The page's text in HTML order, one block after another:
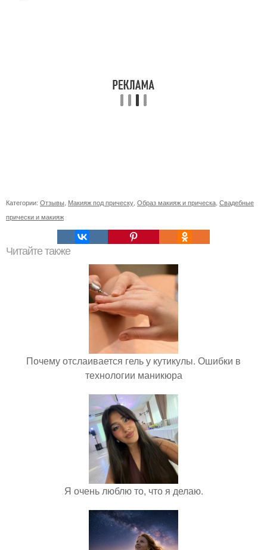
Категории: Отзывы Макияж под прическу Образ макияж и прическа Свадебные
прически и макияж
Читайте также
Почему отслаивается гель у кутикулы. Ошибки в
технологии маникюра
Я очень люблю то, что я делаю.